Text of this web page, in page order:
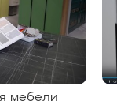
мебели